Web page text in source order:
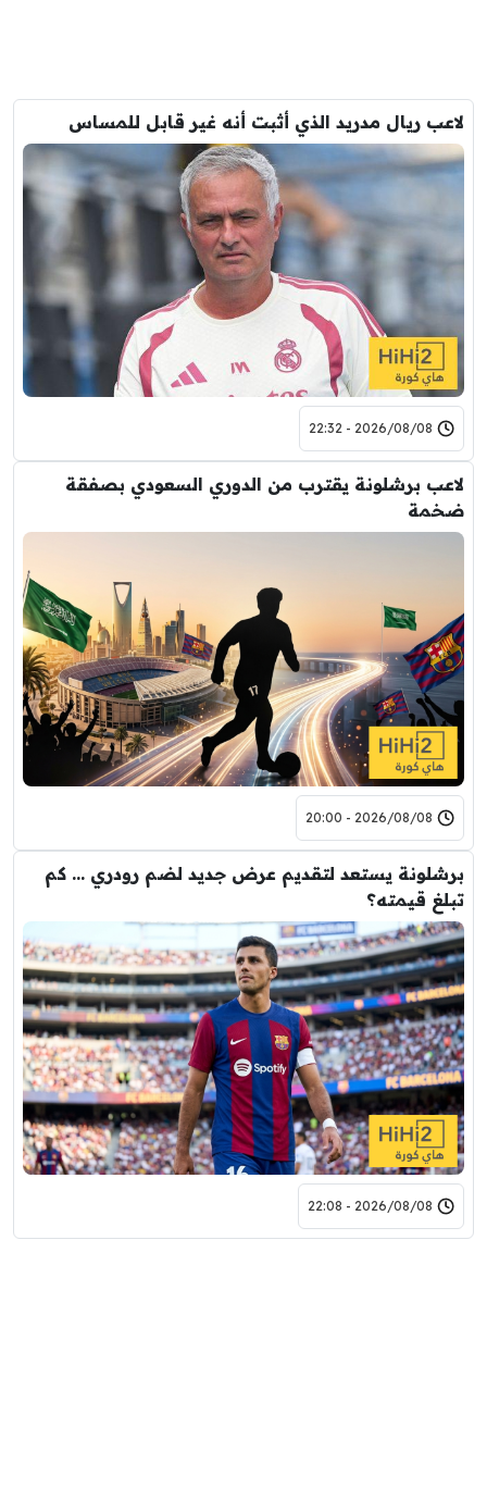
لاعب ريال مدريد الذي أثبت أنه غير قابل للمساس
2026/08/08 - 22:32
لاعب برشلونة يقترب من الدوري السعودي بصفقة
ضخمة
2026/08/08 - 20:00
برشلونة يستعد لتقديم عرض جديد لضم رودري … كم
تبلغ قيمته؟
2026/08/08 - 22:08